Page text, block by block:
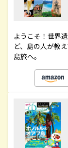
ようこそ！世界
ど、島の人が教
島旅へ。